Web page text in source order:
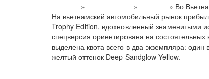
» » » Во
На вьетнамский автомобильный рынок
Trophy Edition, вдохновленный знаменитыми
спецверсия ориентирована на
выделена квота всего в два экземпляра:
желтый оттенок Deep Sandglow Yellow.